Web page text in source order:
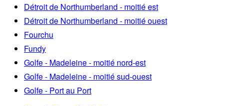
Détroit de Northumberland - moitié est
Détroit de Northumberland - moitié ouest
Fourchu
Fundy
Golfe - Madeleine - moitié nord-est
Golfe - Madeleine - moitié sud-ouest
Golfe - Port au Port